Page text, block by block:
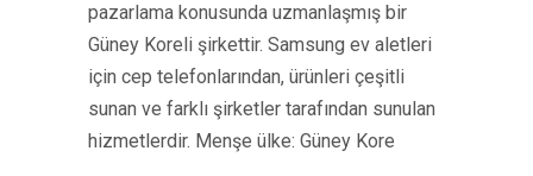
pazarlama konusunda uzmanlaşmış bir
Güney Koreli şirkettir. Samsung ev aletleri
için cep telefonlarından, ürünleri çeşitli
sunan ve farklı şirketler tarafından sunulan
hizmetlerdir. Menşe ülke: Güney Kore